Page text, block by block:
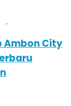
Ambon City